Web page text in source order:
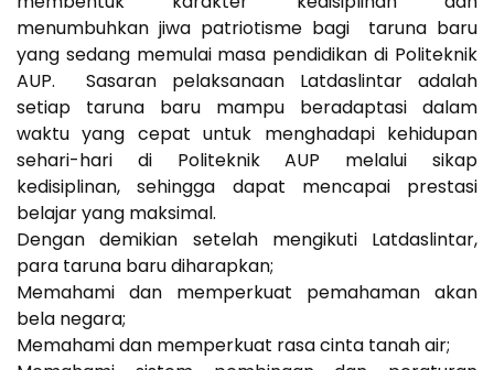
menumbuhkan jiwa patriotisme bagi taruna baru
yang sedang memulai masa pendidikan di Politeknik
AUP. Sasaran pelaksanaan Latdaslintar adalah
setiap taruna baru mampu beradaptasi dalam
waktu yang cepat untuk menghadapi kehidupan
sehari-hari di Politeknik AUP melalui sikap
kedisiplinan, sehingga dapat mencapai prestasi
belajar yang maksimal.
Dengan demikian setelah mengikuti Latdaslintar,
para taruna baru diharapkan;
Memahami dan memperkuat pemahaman akan
bela negara;
Memahami dan memperkuat rasa cinta tanah air;